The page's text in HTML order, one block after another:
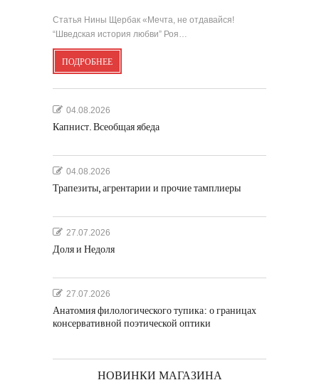
Статья Нины Щербак «Мечта, не отдавайся!
“Шведская история любви” Роя…
ПОДРОБНЕЕ
04.08.2026
Капнист. Всеобщая ябеда
04.08.2026
Трапезиты, агрентарии и прочие тамплиеры
27.07.2026
Доля и Недоля
27.07.2026
Анатомия филологического тупика: о границах
консервативной поэтической оптики
НОВИНКИ МАГАЗИНА